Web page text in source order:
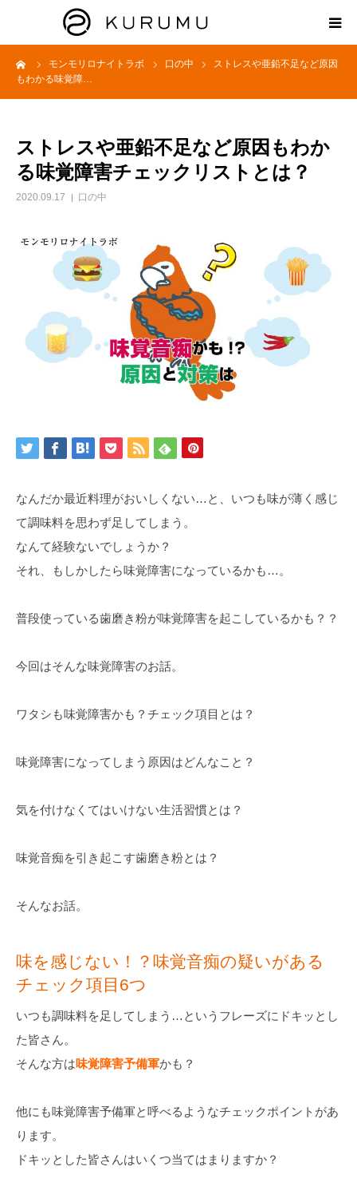
モンモリロナイトラボ 口の中
ストレスや亜鉛不足など原因
もわかる味覚障…
ストレスや亜鉛不足など原因もわか
る味覚障害チェックリストとは？
2020.09.17 口の中
なんだか最近料理がおいしくない…と、いつも味が薄く感じ
て調味料を思わず足してしまう。
なんて経験ないでしょうか？
それ、もしかしたら味覚障害になっているかも…。
普段使っている歯磨き粉が味覚障害を起こしているかも？？
今回はそんな味覚障害のお話。
ワタシも味覚障害かも？チェック項目とは？
味覚障害になってしまう原因はどんなこと？
気を付けなくてはいけない生活習慣とは？
味覚音痴を引き起こす歯磨き粉とは？
そんなお話。
味を感じない！？味覚音痴の疑いがある
チェック項目6つ
いつも調味料を足してしまう…というフレーズにドキッとし
た皆さん。
そんな方は味覚障害予備軍かも？
他にも味覚障害予備軍と呼べるようなチェックポイントがあ
ります。
ドキッとした皆さんはいくつ当てはまりますか？
HOME
プロダクト
モンモリロナイトラボ
お知らせ
えどがわ楽市